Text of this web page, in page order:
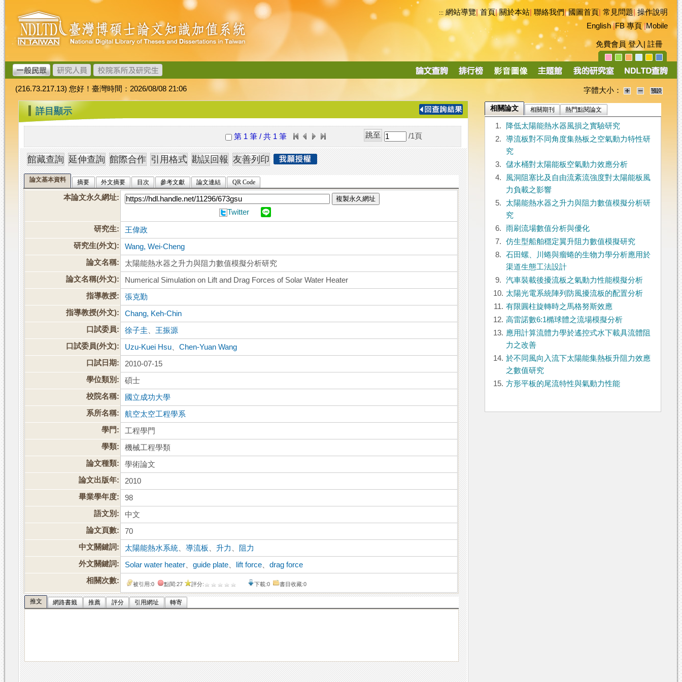
跳
到
主
要
內
容
臺
灣
博
碩
士
論
文
加
值
系
統
::: 網站導覽|首頁|關於本站 聯絡我們|國圖首頁 常見問題|操作說明
English|FB 專頁|Mobile
免費會員 登入 註冊
導
(216.73.217.13) 您好！臺灣時間：2026/08/08 21:06 字體大小：
::: 詳目顯示
第 1 筆 / 共 1 筆 /1 頁
論文基本資料 摘要 外文摘要 目次 參考文獻 論文連結 QR Code
本論文永久網址: 複製永久網址
Twitter
研究生:
王偉政
研究生(外文):
Wang, Wei-Cheng
論文名稱:
太陽能熱水器之升力與阻力數值模擬分析研究
論文名稱(外文):
Numerical Simulation on Lift and Drag Forces of Solar Water Heater
指導教授:
張克勤
指導教授(外文):
Chang, Keh-Chin
口試委員:
徐子圭
王振源
口試委員(外文):
Uzu-Kuei Hsu 、Chen-Yuan Wang
口試日期:
2010-07-15
學位類別:
碩士
校院名稱:
國立成功大學
系所名稱:
航空太空工程學系
學門:
工程學門
學類:
機械工程學類
論文種類:
學術論文
論文出版年:
2010
畢業學年度:
98
語文別:
中文
論文頁數:
70
中文關鍵詞:
太陽能熱水系統 、導流板 升力
阻力
外文關鍵詞:
Solar water heater 、guide plate lift force 、drag force
相關次數:
被引用:0 點閱:27 評分: 下載:0 書目收藏:0
推文 網路書籤 推薦 評分 引用網址 轉寄
相關論文 相關期刊 熱門點閱論文
1.
降低太陽能熱水器風損之實驗研究
2.
導流板對不同角度集熱板之空氣動力特性研
究
3.
儲水桶對太陽能板空氣動力效應分析
4.
風洞阻塞比及自由流紊流強度對太陽能板風
力負載之影響
5.
太陽能熱水器之升力與阻力數值模擬分析研
究
6.
雨刷流場數值分析與優化
7.
仿生型船舶穩定翼升阻力數值模擬研究
8.
石田螺、川蜷與瘤蜷的生物力學分析應用於
渠道生態工法設計
9.
汽車裝載後擾流板之氣動力性能模擬分析
10. 太陽光電系統陣列防風擾流板的配置分析
11. 有限圓柱旋轉時之馬格努斯效應
12. 高雷諾數6:1橢球體之流場模擬分析
13. 應用計算流體力學於遙控式水下載具流體阻
力之改善
14. 於不同風向入流下太陽能集熱板升阻力效應
之數值研究
15. 方形平板的尾流特性與氣動力性能